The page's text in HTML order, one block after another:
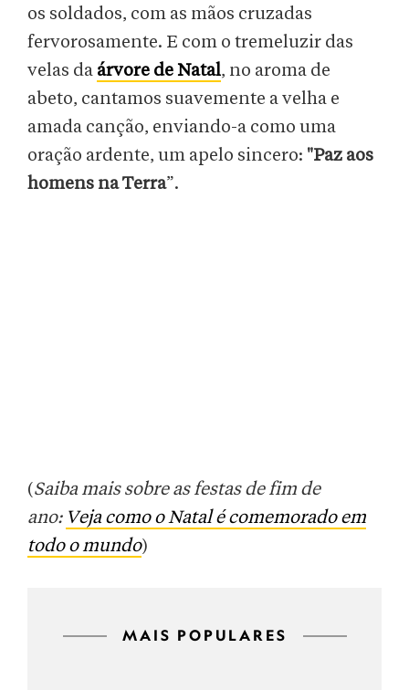
os soldados, com as mãos cruzadas
fervorosamente. E com o tremeluzir das
velas da árvore de Natal, no aroma de
abeto, cantamos suavemente a velha e
amada canção, enviando-a como uma
oração ardente, um apelo sincero: "Paz aos
homens na Terra”.
(Saiba mais sobre as festas de fim de
ano: Veja como o Natal é comemorado em
todo o mundo)
MAIS POPULARES